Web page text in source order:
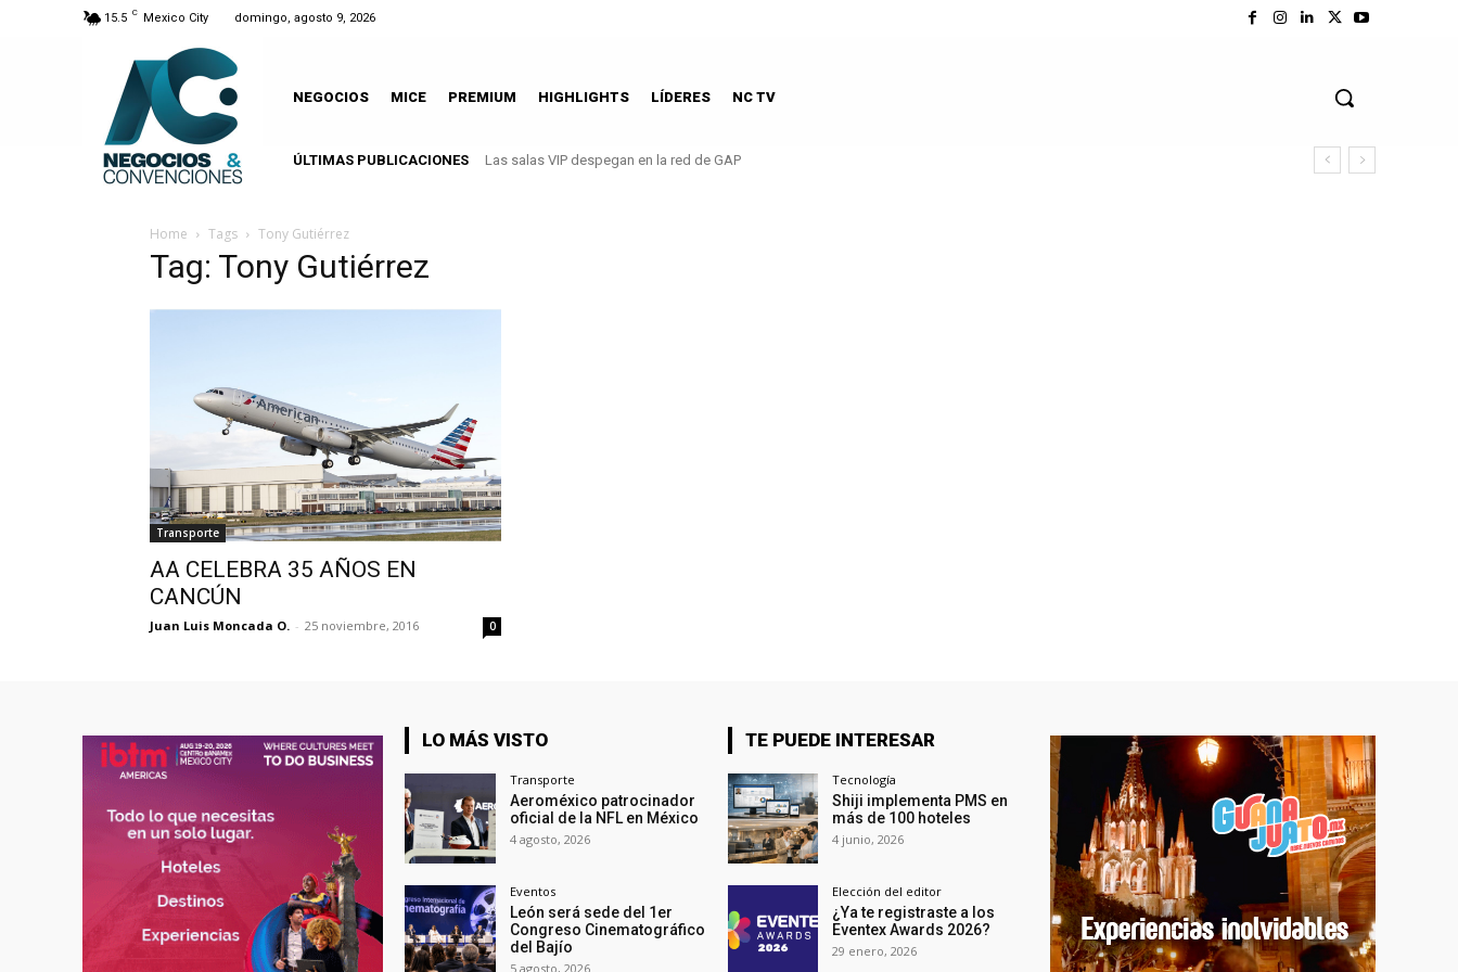
15.5 C Mexico City domingo, agosto 9, 2026
NEGOCIOS MICE PREMIUM HIGHLIGHTS LÍDERES NC TV
ÚLTIMAS PUBLICACIONES Las salas VIP despegan en la red de GAP
Home Tags Tony Gutiérrez
Tag: Tony Gutiérrez
Transporte
AA CELEBRA 35 AÑOS EN
CANCÚN
Juan Luis Moncada O. - 25 noviembre, 2016 0
LO MÁS VISTO
Transporte
Aeroméxico patrocinador
oficial de la NFL en México
4 agosto, 2026
Eventos
León será sede del 1er
Congreso Cinematográfico
del Bajío
5 agosto, 2026
TE PUEDE INTERESAR
Tecnología
Shiji implementa PMS en
más de 100 hoteles
4 junio, 2026
Elección del editor
¿Ya te registraste a los
Eventex Awards 2026?
29 enero, 2026